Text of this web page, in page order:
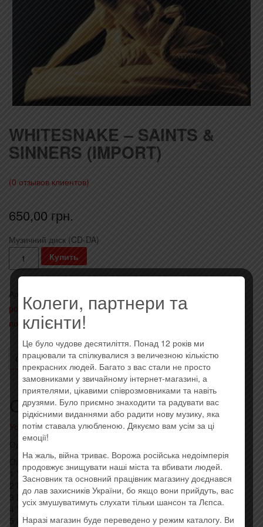
WHITESNAKE – SAINTS &
SINNERS (IMPORT)
(0 отзывов клиентов)
650,00 грн.
Музичний диск (CD-DA)
Количество
Whitesnake
Saints
&
Sinners
(Import)
Купить
Артикул:
power, hard rock,- Импортные диски (EU, USA)
поступления Метка:
ОПИСАНИЕ ОТЗЫВЫ (0)
Описание
Усі товари: Whitesnake
Оригинальный импортный диск. Штрихкод: 0094638196129
Original Album
1 Young Blood 3:29
2 Rough An’ Ready 2:52
3 Bloody Luxury 3:23
4 Victim Of Love 3:33
5 Crying In The Rain 6:00
Колеги, партнери та
клієнти!
Це було чудове десятиліття. Понад 12 років ми
працювали та спілкувалися з величезною кількістю
прекрасних людей. Багато з вас стали не просто
замовниками у звичайному інтернет-магазині, а
приятелями, цікавими співрозмовниками та навіть
друзями. Було приємно знаходити та радувати вас
рідкісними виданнями або радити нову музику, яка
потім ставала улюбленою. Дякуємо вам усім за ці
емоції!
На жаль, війна триває. Ворожа російська недоімперія
продовжує знищувати наші міста та вбивати людей.
Засновник та основний працівник магазину доєднався
до лав захисників України, бо якщо вони прийдуть, вас
усіх змушуватимуть слухати тільки шансон та Лєпса.
Наразі магазин буде переведено у режим каталогу. Ви